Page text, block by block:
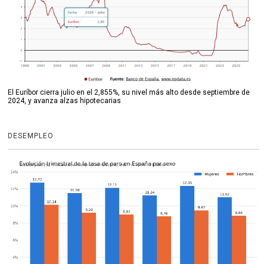
El Euríbor cierra julio en el 2,855%, su nivel más alto desde septiembre de
2024, y avanza alzas hipotecarias
DESEMPLEO